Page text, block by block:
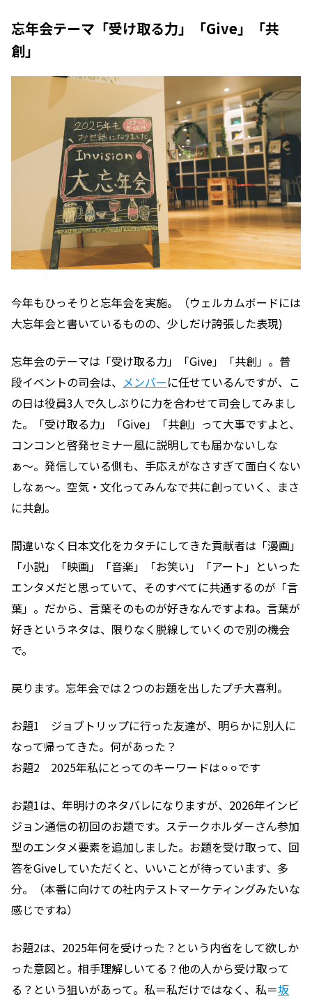
忘年会テーマ「受け取る力」「Give」「共
創」
今年もひっそりと忘年会を実施。（ウェルカムボードには
大忘年会と書いているものの、少しだけ誇張した表現)
忘年会のテーマは「受け取る力」「Give」「共創」。普
段イベントの司会は、 メンバーに任せているんですが、こ
の日は役員3人で久しぶりに力を合わせて司会してみまし
た。「受け取る力」「Give」「共創」って大事ですよと、
コンコンと啓発セミナー風に説明しても届かないしな
ぁ〜。発信している側も、手応えがなさすぎて面白くない
しなぁ〜。空気・文化ってみんなで共に創っていく、まさ
に共創。
間違いなく日本文化をカタチにしてきた貢献者は「漫画」
「小説」「映画」「音楽」「お笑い」「アート」といった
エンタメだと思っていて、そのすべてに共通するのが「言
葉」。だから、言葉そのものが好きなんですよね。言葉が
好きというネタは、限りなく脱線していくので別の機会
で。
戻ります。忘年会では２つのお題を出したプチ大喜利。
お題1 ジョブトリップに行った友達が、明らかに別人に
なって帰ってきた。何があった？
お題2 2025年私にとってのキーワードは⚪︎⚪︎です
お題1は、年明けのネタバレになりますが、2026年インビ
ジョン通信の初回のお題です。ステークホルダーさん参加
型のエンタメ要素を追加しました。お題を受け取って、回
答をGiveしていただくと、いいことが待っています、多
分。（本番に向けての社内テストマーケティングみたいな
感じですね）
お題2は、2025年何を受けった？という内省をして欲しか
った意図と。相手理解しいてる？他の人から受け取って
る？という狙いがあって。私＝私だけではなく、私＝坂